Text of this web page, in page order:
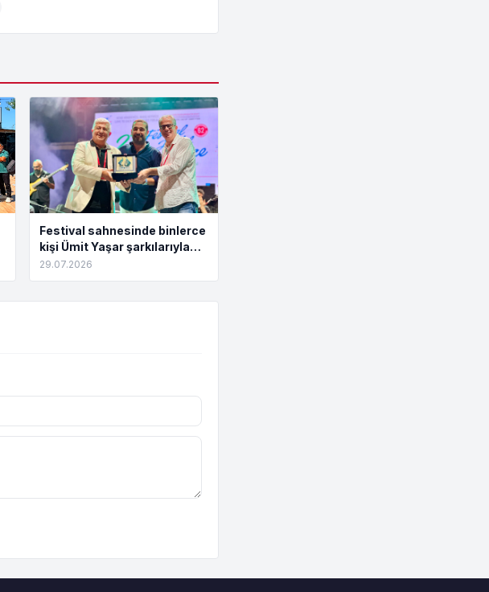
Festival sahnesinde binlerce
kişi Ümit Yaşar şarkılarıyla
buluştu
29.07.2026